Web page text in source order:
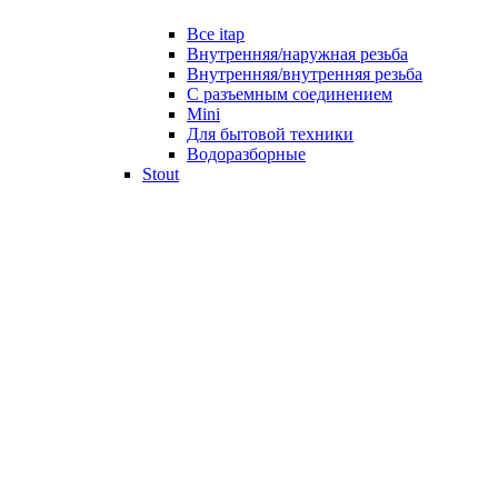
Все itap
Внутренняя/наружная резьба
Внутренняя/внутренняя резьба
С разъемным соединением
Mini
Для бытовой техники
Водоразборные
Stout